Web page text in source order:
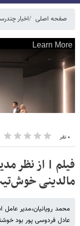
صفحه اصلی اخبار
۰ نفر
فیلم | از نظر
مالدینی
عادل فردوسی پور بود